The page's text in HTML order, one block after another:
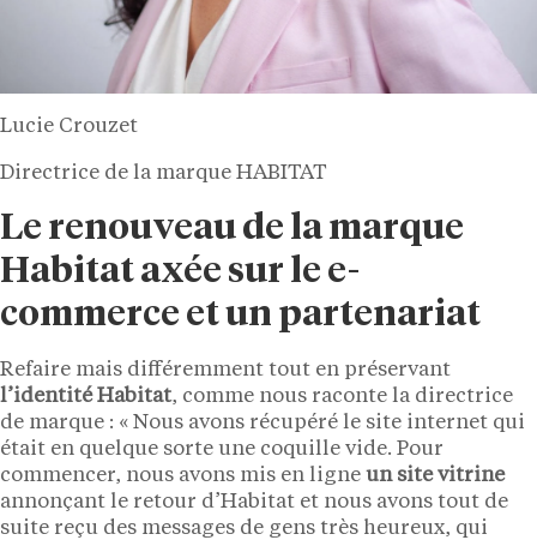
Lucie Crouzet
Directrice de la marque HABITAT
Le renouveau de la marque
Habitat axée sur le e-
commerce et un partenariat
Refaire mais différemment tout en préservant
l’identité Habitat, comme nous raconte la directrice
de marque : « Nous avons récupéré le site internet qui
était en quelque sorte une coquille vide. Pour
commencer, nous avons mis en ligne un site vitrine
annonçant le retour d’Habitat et nous avons tout de
suite reçu des messages de gens très heureux, qui